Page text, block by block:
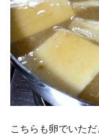
こちらも卵でいた